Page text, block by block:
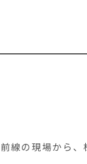
線の現場から